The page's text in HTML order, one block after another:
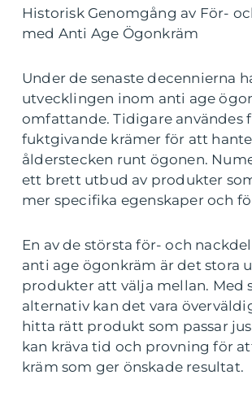
Historisk Genomgång av För-
med Anti Age Ögonkräm
Under de senaste decennierna
utvecklingen inom anti age
omfattande. Tidigare användes
fuktgivande krämer för att
ålderstecken runt ögonen.
ett brett utbud av produkter
mer specifika egenskaper och
En av de största för- och
anti age ögonkräm är det stora
produkter att välja mellan. Med
alternativ kan det vara
hitta rätt produkt som passar
kan kräva tid och provning för
kräm som ger önskade resultat.